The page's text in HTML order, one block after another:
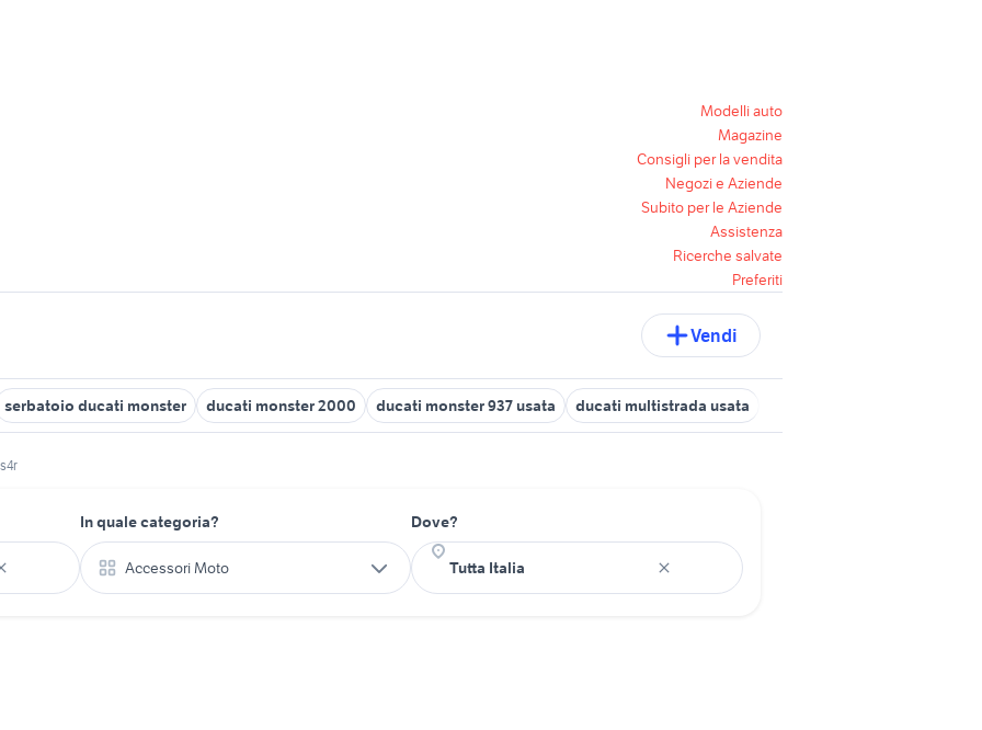
Modelli auto
Magazine
Consigli per la vendita
Negozi e Aziende
Subito per le Aziende
Assistenza
Ricerche salvate
Preferiti
Vendi
serbatoio ducati monster ducati monster 2000 ducati monster 937 usata ducati multistrada usata
In quale categoria?
Accessori Moto
Dove?